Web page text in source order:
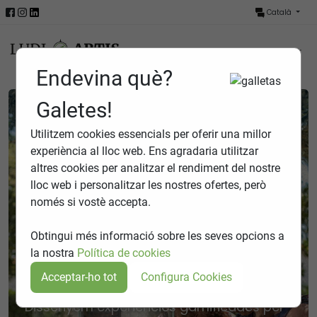
Català
Endevina què?
Galetes!
Utilitzem cookies essencials per oferir una millor
experiència al lloc web. Ens agradaria utilitzar
altres cookies per analitzar el rendiment del nostre
lloc web i personalitzar les nostres ofertes, però
només si vostè accepta.
Obtingui més informació sobre les seves opcions a
la nostra Política de cookies
Acceptar-ho tot
Configura Cookies
Gamificació turística,
interpretativa i
històrica
Dissenyem experiències gamificades per
Jocs i activitats a l´aire
lliure
Posa a prova el teu enginy i vine a gaudir